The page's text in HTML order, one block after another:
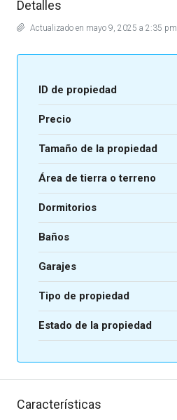
Detalles
Actualizado en mayo 9, 2025 a 2:35 pm
ID de propiedad
Precio
Tamaño de la propiedad
Área de tierra o terreno
Dormitorios
Baños
Garajes
Tipo de propiedad
Estado de la propiedad
Características